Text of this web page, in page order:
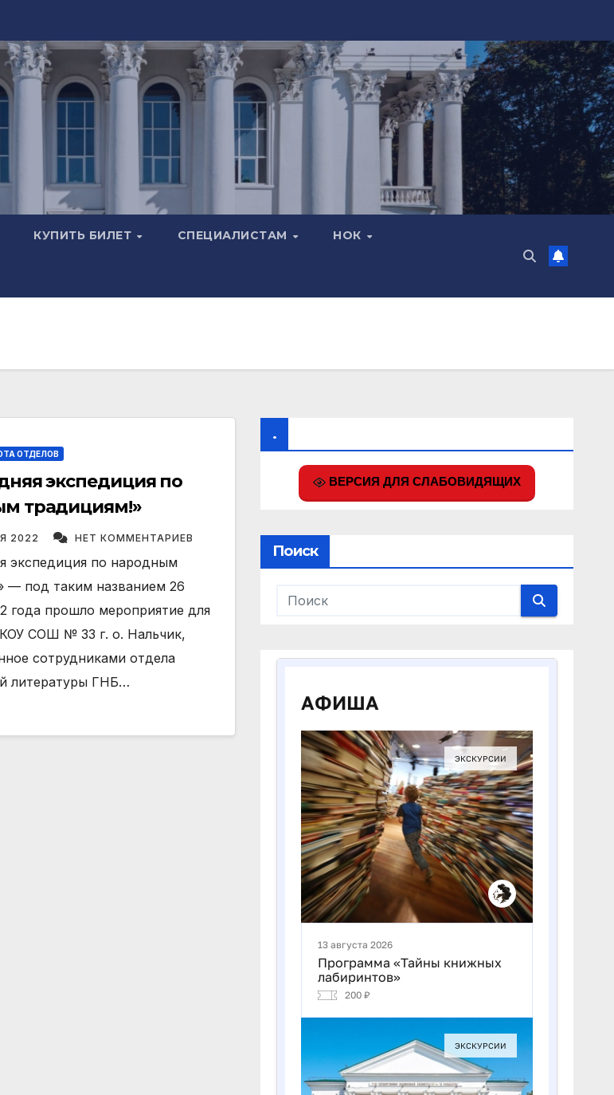
КУПИТЬ БИЛЕТ СПЕЦИАЛИСТАМ НОК
ОТДЕЛОВ
экспедиция по
традициям!»
2022 НЕТ КОММЕНТАРИЕВ
экспедиция по народным
— под таким названием 26
года прошло мероприятие для
СОШ № 33 г. о. Нальчик,
сотрудниками отдела
литературы ГНБ…
.
ВЕРСИЯ ДЛЯ СЛАБОВИДЯЩИХ
Поиск